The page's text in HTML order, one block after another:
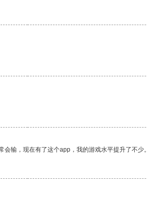
输，现在有了这个app，我的游戏水平提升了不少。